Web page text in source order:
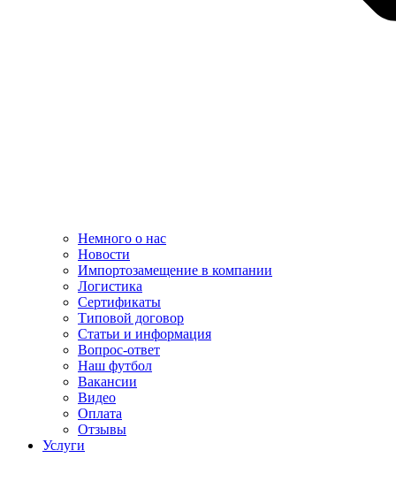
Немного о нас
Новости
Импортозамещение в компании
Логистика
Сертификаты
Типовой договор
Статьи и информация
Вопрос-ответ
Наш футбол
Вакансии
Видео
Оплата
Отзывы
Услуги